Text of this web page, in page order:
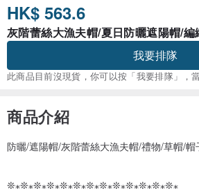
HK$ 563.6
灰階蕾絲大漁夫帽/夏日防曬遮陽帽/
我要排隊
此商品目前沒現貨，你可以按「我要排隊」，
商品介紹
防曬/遮陽帽/灰階蕾絲大漁夫帽/禮物/草帽/
❊⁎❊⁎❊⁎❊⁎❊⁎❊⁎❊⁎❊⁎❊⁎❊⁎❊⁎❊⁎❊⁎